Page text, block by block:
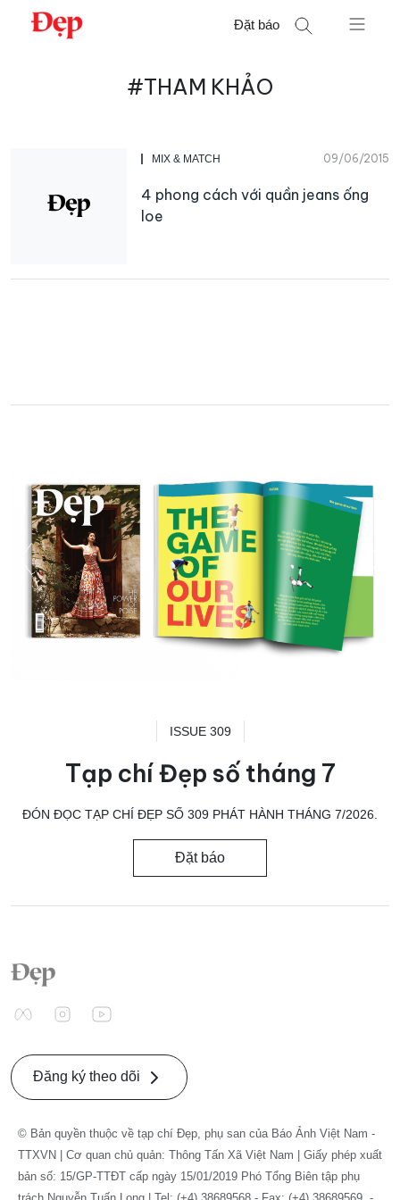
Chuyển
Đặt báo
#THAM KHẢO
MIX & MATCH 09/06/2015
4 phong cách với quần jeans ống
loe
ISSUE 309
Tạp chí Đẹp số tháng 7
ĐÓN ĐỌC TẠP CHÍ ĐẸP SỐ 309 PHÁT HÀNH THÁNG 7/2026.
Đặt báo
Đăng ký theo dõi
© Bản quyền thuộc về tạp chí Đẹp, phụ san của Báo Ảnh Việt Nam -
TTXVN | Cơ quan chủ quản: Thông Tấn Xã Việt Nam | Giấy phép xuất
bản số: 15/GP-TTĐT cấp ngày 15/01/2019 Phó Tổng Biên tập phụ